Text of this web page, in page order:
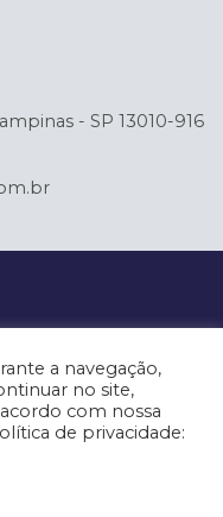
- SP 13010-916
a navegação,
no site,
com nossa
de privacidade: